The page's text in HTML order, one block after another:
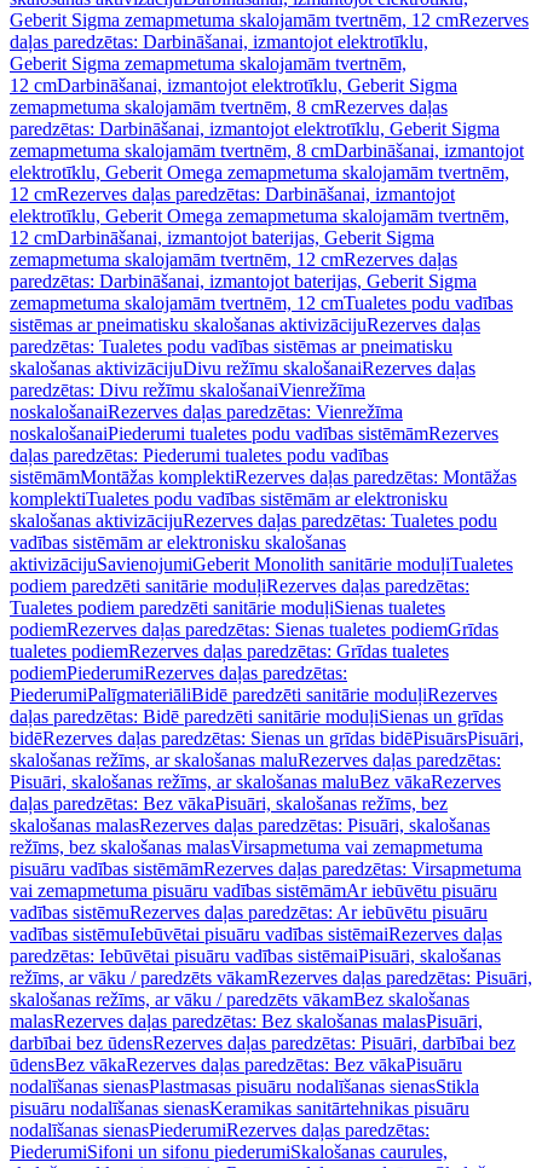
Geberit Sigma zemapmetuma skalojamām tvertnēm, 12 cmRezerves
daļas paredzētas: Darbināšanai, izmantojot elektrotīklu,
Geberit Sigma zemapmetuma skalojamām tvertnēm,
12 cmDarbināšanai, izmantojot elektrotīklu, Geberit Sigma
zemapmetuma skalojamām tvertnēm, 8 cmRezerves daļas
paredzētas: Darbināšanai, izmantojot elektrotīklu, Geberit Sigma
zemapmetuma skalojamām tvertnēm, 8 cmDarbināšanai, izmantojot
elektrotīklu, Geberit Omega zemapmetuma skalojamām tvertnēm,
12 cmRezerves daļas paredzētas: Darbināšanai, izmantojot
elektrotīklu, Geberit Omega zemapmetuma skalojamām tvertnēm,
12 cmDarbināšanai, izmantojot baterijas, Geberit Sigma
zemapmetuma skalojamām tvertnēm, 12 cmRezerves daļas
paredzētas: Darbināšanai, izmantojot baterijas, Geberit Sigma
zemapmetuma skalojamām tvertnēm, 12 cmTualetes podu vadības
sistēmas ar pneimatisku skalošanas aktivizācijuRezerves daļas
paredzētas: Tualetes podu vadības sistēmas ar pneimatisku
skalošanas aktivizācijuDivu režīmu skalošanaiRezerves daļas
paredzētas: Divu režīmu skalošanaiVienrežīma
noskalošanaiRezerves daļas paredzētas: Vienrežīma
noskalošanaiPiederumi tualetes podu vadības sistēmāmRezerves
daļas paredzētas: Piederumi tualetes podu vadības
sistēmāmMontāžas komplektiRezerves daļas paredzētas: Montāžas
komplektiTualetes podu vadības sistēmām ar elektronisku
skalošanas aktivizācijuRezerves daļas paredzētas: Tualetes podu
vadības sistēmām ar elektronisku skalošanas
aktivizācijuSavienojumiGeberit Monolith sanitārie moduļiTualetes
podiem paredzēti sanitārie moduļiRezerves daļas paredzētas:
Tualetes podiem paredzēti sanitārie moduļiSienas tualetes
podiemRezerves daļas paredzētas: Sienas tualetes podiemGrīdas
tualetes podiemRezerves daļas paredzētas: Grīdas tualetes
podiemPiederumiRezerves daļas paredzētas:
PiederumiPalīgmateriāliBidē paredzēti sanitārie moduļiRezerves
daļas paredzētas: Bidē paredzēti sanitārie moduļiSienas un grīdas
bidēRezerves daļas paredzētas: Sienas un grīdas bidēPisuārsPisuāri,
skalošanas režīms, ar skalošanas maluRezerves daļas paredzētas:
Pisuāri, skalošanas režīms, ar skalošanas maluBez vākaRezerves
daļas paredzētas: Bez vākaPisuāri, skalošanas režīms, bez
skalošanas malasRezerves daļas paredzētas: Pisuāri, skalošanas
režīms, bez skalošanas malasVirsapmetuma vai zemapmetuma
pisuāru vadības sistēmāmRezerves daļas paredzētas: Virsapmetuma
vai zemapmetuma pisuāru vadības sistēmāmAr iebūvētu pisuāru
vadības sistēmuRezerves daļas paredzētas: Ar iebūvētu pisuāru
vadības sistēmuIebūvētai pisuāru vadības sistēmaiRezerves daļas
paredzētas: Iebūvētai pisuāru vadības sistēmaiPisuāri, skalošanas
režīms, ar vāku / paredzēts vākamRezerves daļas paredzētas: Pisuāri,
skalošanas režīms, ar vāku / paredzēts vākamBez skalošanas
malasRezerves daļas paredzētas: Bez skalošanas malasPisuāri,
darbībai bez ūdensRezerves daļas paredzētas: Pisuāri, darbībai bez
ūdensBez vākaRezerves daļas paredzētas: Bez vākaPisuāru
nodalīšanas sienasPlastmasas pisuāru nodalīšanas sienasStikla
pisuāru nodalīšanas sienasKeramikas sanitārtehnikas pisuāru
nodalīšanas sienasPiederumiRezerves daļas paredzētas:
PiederumiSifoni un sifonu piederumiSkalošanas caurules,